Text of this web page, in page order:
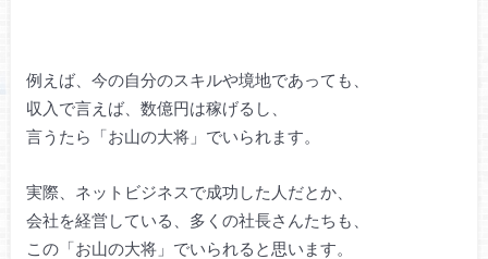
例えば、今の自分のスキルや境地であっても、
収入で言えば、数億円は稼げるし、
言うたら「お山の大将」でいられます。
実際、ネットビジネスで成功した人だとか、
会社を経営している、多くの社長さんたちも、
この「お山の大将」でいられると思います。